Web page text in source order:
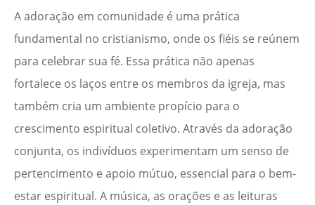
A adoração em comunidade é uma prática
fundamental no cristianismo, onde os fiéis se reúnem
para celebrar sua fé. Essa prática não apenas
fortalece os laços entre os membros da igreja, mas
também cria um ambiente propício para o
crescimento espiritual coletivo. Através da adoração
conjunta, os indivíduos experimentam um senso de
pertencimento e apoio mútuo, essencial para o bem-
estar espiritual. A música, as orações e as leituras